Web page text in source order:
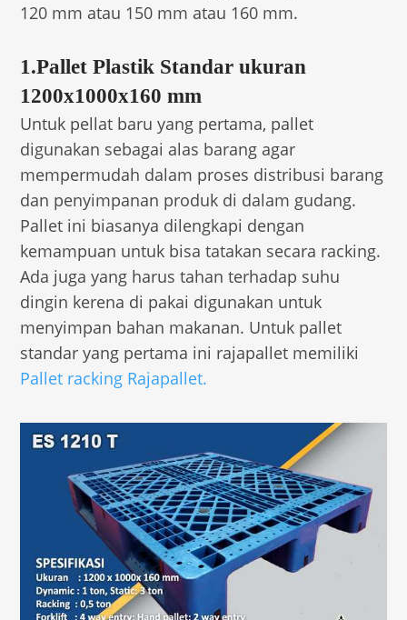
120 mm atau 150 mm atau 160 mm.
1.Pallet Plastik Standar ukuran
1200x1000x160 mm
Untuk pellat baru yang pertama, pallet
digunakan sebagai alas barang agar
mempermudah dalam proses distribusi barang
dan penyimpanan produk di dalam gudang.
Pallet ini biasanya dilengkapi dengan
kemampuan untuk bisa tatakan secara racking.
Ada juga yang harus tahan terhadap suhu
dingin kerena di pakai digunakan untuk
menyimpan bahan makanan. Untuk pallet
standar yang pertama ini rajapallet memiliki
Pallet racking Rajapallet.